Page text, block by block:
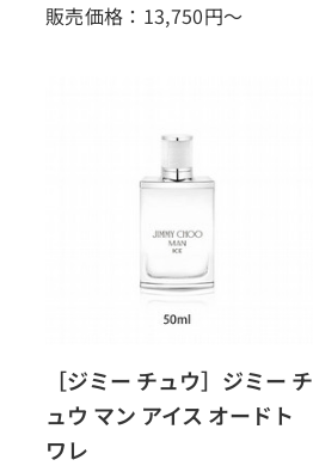
販売価格：13,750円～
［ジミー チュウ］ジミー チ
ュウ マン アイス オードト
ワレ